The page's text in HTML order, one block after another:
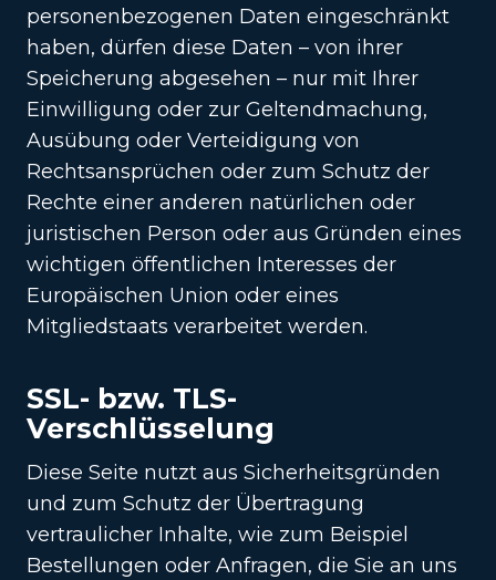
personenbezogenen Daten eingeschränkt
haben, dürfen diese Daten – von ihrer
Speicherung abgesehen – nur mit Ihrer
Einwilligung oder zur Geltendmachung,
Ausübung oder Verteidigung von
Rechtsansprüchen oder zum Schutz der
Rechte einer anderen natürlichen oder
juristischen Person oder aus Gründen eines
wichtigen öffentlichen Interesses der
Europäischen Union oder eines
Mitgliedstaats verarbeitet werden.
SSL- bzw. TLS-
Verschlüsselung
Diese Seite nutzt aus Sicherheitsgründen
und zum Schutz der Übertragung
vertraulicher Inhalte, wie zum Beispiel
Bestellungen oder Anfragen, die Sie an uns